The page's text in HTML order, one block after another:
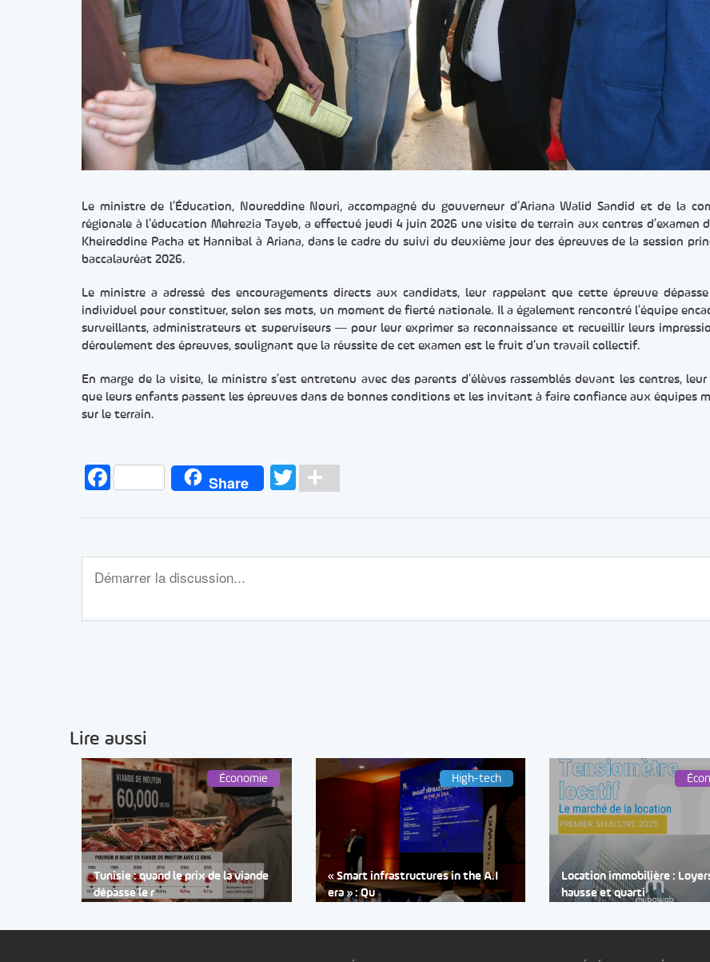
Le ministre de l’Éducation, Noureddine Nouri, accompagné du gouverneur d’Ariana Walid Sandid et de la
régionale à l’éducation Mehrezia Tayeb, a effectué jeudi 4 juin 2026 une visite de terrain aux centres d’examen
Kheireddine Pacha et Hannibal à Ariana, dans le cadre du suivi du deuxième jour des épreuves de la session
baccalauréat 2026.
Le ministre a adressé des encouragements directs aux candidats, leur rappelant que cette épreuve
individuel pour constituer, selon ses mots, un moment de fierté nationale. Il a également rencontré l’équipe
surveillants, administrateurs et superviseurs — pour leur exprimer sa reconnaissance et recueillir leurs
déroulement des épreuves, soulignant que la réussite de cet examen est le fruit d’un travail collectif.
En marge de la visite, le ministre s’est entretenu avec des parents d’élèves rassemblés devant les centres,
que leurs enfants passent les épreuves dans de bonnes conditions et les invitant à faire confiance aux équipes
sur le terrain.
FacebookShare Twitter
Lire aussi
Économie
Tunisie : quand le prix de la viande
dépasse le r
High-tech
« Smart infrastructures in the A.I
era » : Qu
Location immobilière :
hausse et quarti